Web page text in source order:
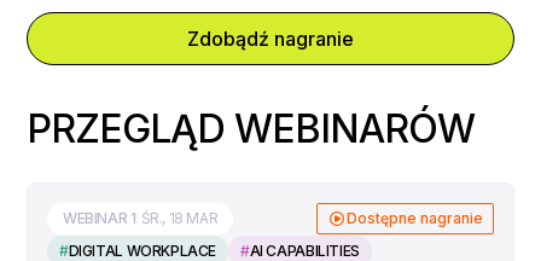
Zdobądź nagranie
PRZEGLĄD WEBINARÓW
WEBINAR 1 ŚR., 18 MAR
Dostępne nagranie
#DIGITAL WORKPLACE #AI CAPABILITIES